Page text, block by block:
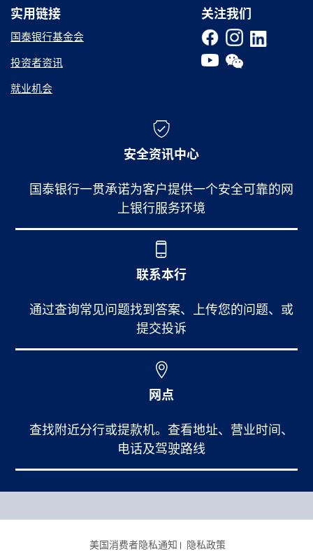
关注我们
实用链接
实用链接
国泰银行基金会
投资者资讯
就业机会
安全资讯中心
国泰银行一贯承诺为客户提供一个安全可靠的网
上银行服务环境
联系本行
通过查询常见问题找到答案、上传您的问题、或
提交投诉
网点
查找附近分行或提款机。查看地址、营业时间、
电话及驾驶路线
个人银行
美国消费者隐私通知 隐私政策